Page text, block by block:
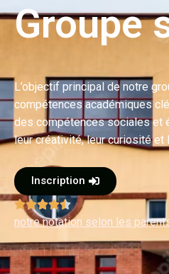
Groupe
L’objectif principal de notre
compétences académiques
des compétences sociales et
leur créativité, leur curiosité
Inscription

notre notation selon les